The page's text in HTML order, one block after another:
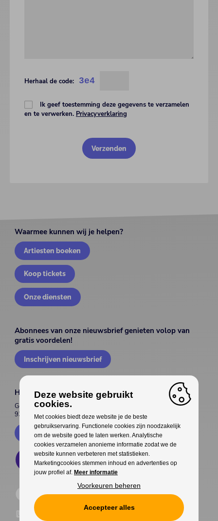
Herhaal de code: 3e4
Ik geef toestemming deze gegevens te verzamelen
en te verwerken. Privacyverklaring
Waarmee kunnen wij je helpen?
Artiesten boeken
Koop tickets
Onze diensten
Abonnees van onze nieuwsbrief genieten volop van
gratis voordelen!
Inschrijven nieuwsbrief
House of Entertainment
Gentsesteenweg 514
9300 Aalst
Contacteer ons
Deze website gebruikt
cookies.
Met cookies biedt deze website je de beste
gebruikservaring. Functionele cookies zijn noodzakelijk
om de website goed te laten werken. Analytische
cookies verzamelen anonieme informatie zodat we de
website kunnen verbeteren met statistieken.
Marketingcookies stemmen inhoud en advertenties op
jouw profiel af. Meer informatie
Voorkeuren beheren
Accepteer alles